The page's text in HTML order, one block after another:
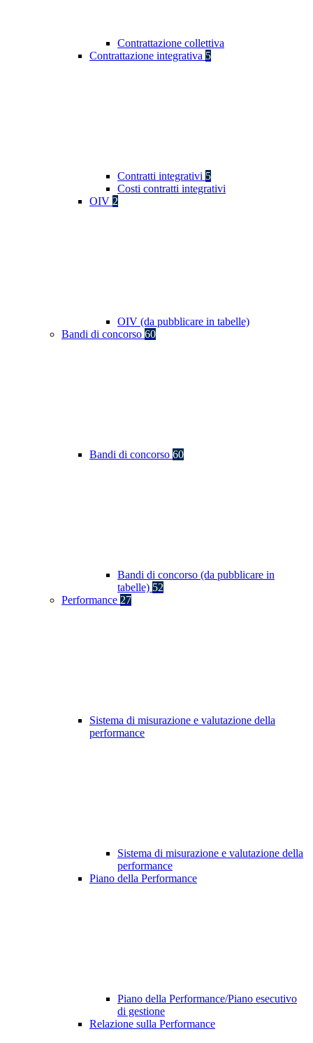
Contrattazione collettiva
Contrattazione integrativa 5
Contratti integrativi 5
Costi contratti integrativi
OIV 2
OIV (da pubblicare in tabelle)
Bandi di concorso 60
Bandi di concorso 60
Bandi di concorso (da pubblicare in
tabelle) 52
Performance 27
Sistema di misurazione e valutazione della
performance
Sistema di misurazione e valutazione della
performance
Piano della Performance
Piano della Performance/Piano esecutivo
di gestione
Relazione sulla Performance